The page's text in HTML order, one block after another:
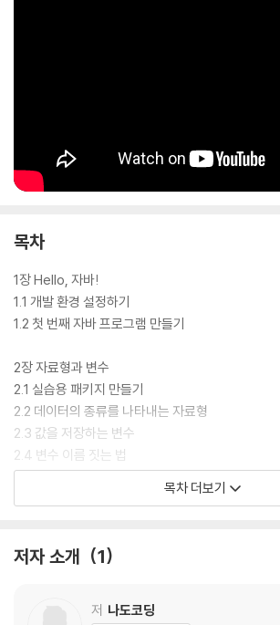
목차
1장 Hello, 자바!
1.1 개발 환경 설정하기
1.2 첫 번째 자바 프로그램 만들기
2장 자료형과 변수
2.1 실습용 패키지 만들기
2.2 데이터의 종류를 나타내는 자료형
2.3 값을 저장하는 변수
2.4 변수 이름 짓는 법
2.5 특별한 숫자 변수
3.1 사칙연산의 기본, 산술 연산자
목차 더보기
저자 소개 1
저 나도코딩